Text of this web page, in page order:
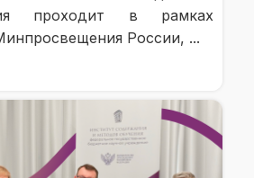
проходит в рамках
России, ...